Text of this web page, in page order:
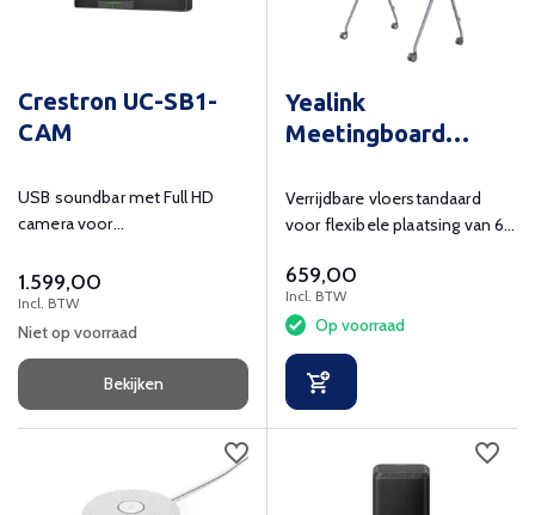
Crestron UC-SB1-
CAM
USB soundbar met Full HD
camera voor
1.599,00
Incl. BTW
Niet op voorraad
Bekijken
Yealink
Meetingboard
inch
Verrijdbare vloerstandaard
voor flexibele plaatsing van 65
659,00
Incl. BTW
Op voorraad